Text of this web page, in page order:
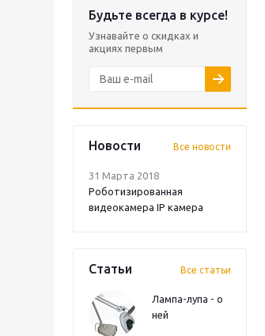
Будьте всегда в курсе!
Узнавайте о скидках и
акциях первым
Новости Все новости
31 Марта 2018
Роботизированная
видеокамера IP камера
Статьи Все статьи
Лампа-лупа - о
ней